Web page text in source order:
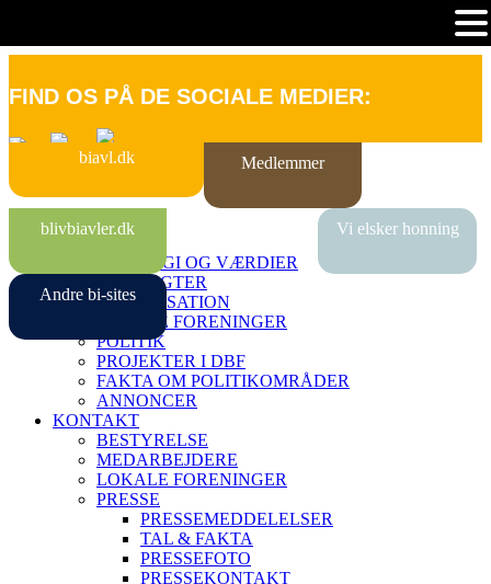
FIND OS PÅ DE SOCIALE MEDIER:
biavl.dk Medlemmer
blivbiavler.dk Vi elsker honning
Andre bi-sites
FORSIDE
STRATEGI OG VÆRDIER
VEDTÆGTER
ORGANISATION
LOKALE FORENINGER
POLITIK
PROJEKTER I DBF
FAKTA OM POLITIKOMRÅDER
ANNONCER
KONTAKT
BESTYRELSE
MEDARBEJDERE
LOKALE FORENINGER
PRESSE
PRESSEMEDDELELSER
TAL & FAKTA
PRESSEFOTO
PRESSEKONTAKT